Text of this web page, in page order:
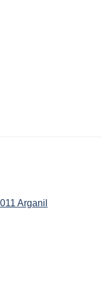
Arganil